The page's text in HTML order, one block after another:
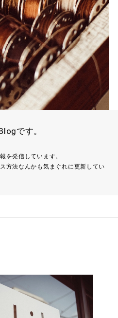
です。
を発信しています。
方法なんかも気まぐれに更新してい